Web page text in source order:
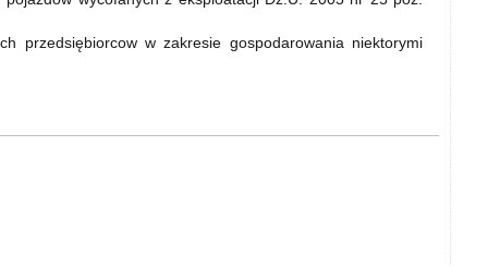
przedsiębiorcow w zakresie gospodarowania niektorymi